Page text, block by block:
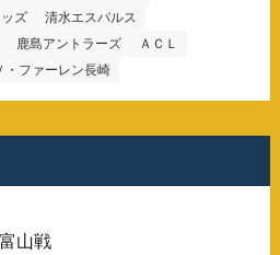
ズ
清水エスパルス
鹿島アントラーズ
ＡＣＬ
・ファーレン長崎
山戦